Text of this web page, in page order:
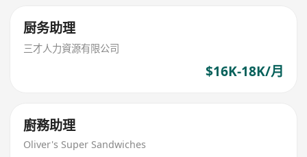
厨务助理
三才人力資源有限公司
$16K-18K/月
廚務助理
Oliver's Super Sandwiches